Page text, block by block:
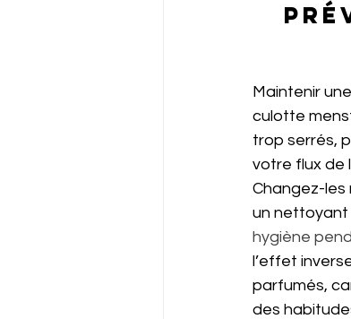
Maintenir
culotte
trop serrés,
votre flux de
Changez-les
un nettoyant
hygiène
l’effet
parfumés,
des